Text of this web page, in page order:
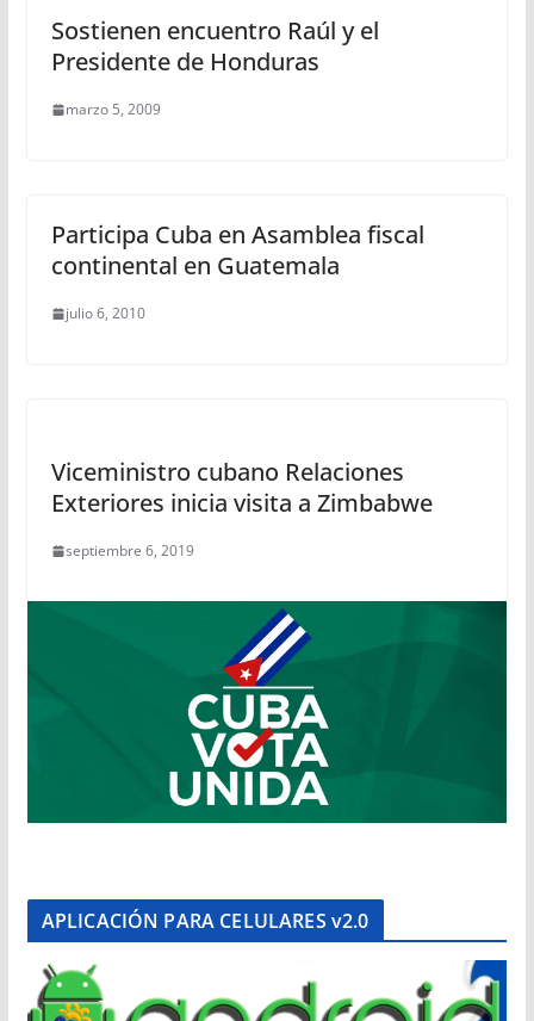
Sostienen encuentro Raúl y el
Presidente de Honduras
marzo 5, 2009
Participa Cuba en Asamblea fiscal
continental en Guatemala
julio 6, 2010
Viceministro cubano Relaciones
Exteriores inicia visita a Zimbabwe
septiembre 6, 2019
APLICACIÓN PARA CELULARES v2.0